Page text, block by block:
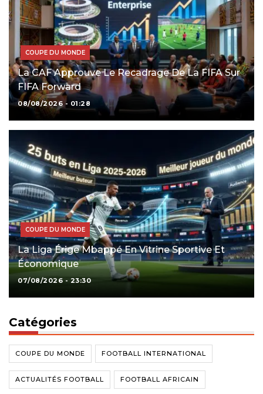
COUPE DU MONDE
La CAF Approuve Le Recadrage De La FIFA Sur
FIFA Forward
08/08/2026 - 01:28
COUPE DU MONDE
La Liga Érige Mbappé En Vitrine Sportive Et
Économique
07/08/2026 - 23:30
Catégories
COUPE DU MONDE FOOTBALL INTERNATIONAL
ACTUALITÉS FOOTBALL FOOTBALL AFRICAIN